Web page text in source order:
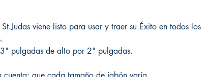
viene listo para usar y traer su Éxito en todos los
pulgadas de alto por 2" pulgadas.